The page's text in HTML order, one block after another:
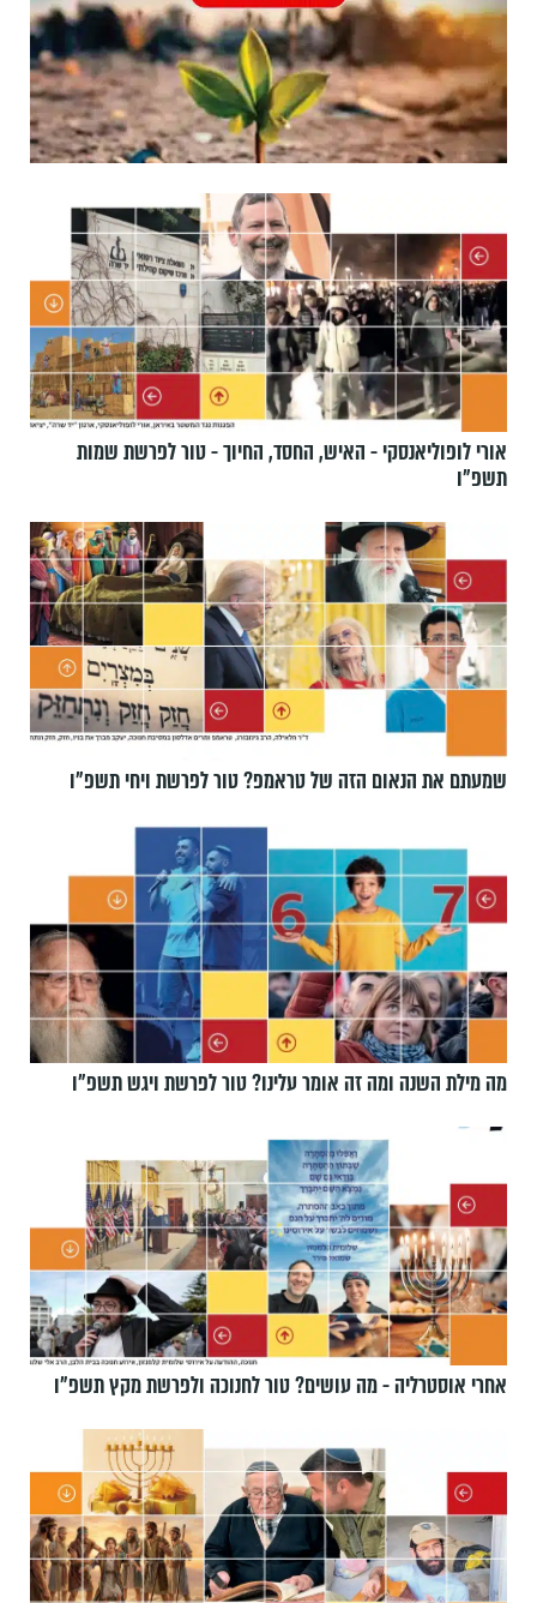
אורי לופוליאנסקי - האיש, החסד, החיוך - טור לפרשת שמות
תשפ״ו
שמעתם את הנאום הזה של טראמפ? טור לפרשת ויחי תשפ״ו
מה מילת השנה ומה זה אומר עלינו? טור לפרשת ויגש תשפ״ו
אחרי אוסטרליה - מה עושים? טור לחנוכה ולפרשת מקץ תשפ״ו